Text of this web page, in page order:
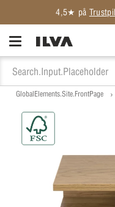
GlobalElements.Site.FrontPage